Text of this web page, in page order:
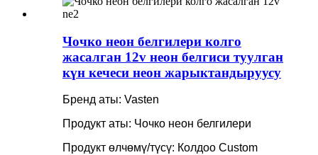
Чочко неон белгилери колго
жасалган 12v неон белгиси туулган
күн кечеси неон жарыктандыруусу
Бренд аты: Vasten
Продукт аты: Чочко неон белгилери
Продукт өлчөмү/түсү: Колдоо Custom